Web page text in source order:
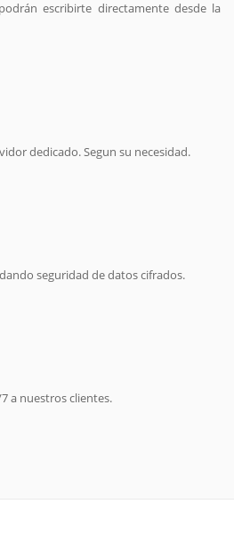
escribirte directamente desde la
dedicado. Segun su necesidad.
seguridad de datos cifrados.
a nuestros clientes.